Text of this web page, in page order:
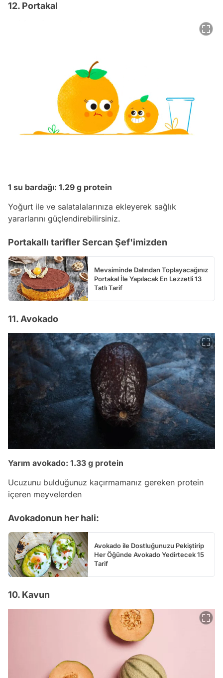
12. Portakal
1 su bardağı: 1.29 g protein
Yoğurt ile ve salatalalarınıza ekleyerek sağlık
yararlarını güçlendirebilirsiniz.
Portakallı tarifler Sercan Şef'imizden
Mevsiminde Dalından Toplayacağınız
Portakal İle Yapılacak En Lezzetli 13
Tatlı Tarif
11. Avokado
Yarım avokado: 1.33 g protein
Ucuzunu bulduğunuz kaçırmamanız gereken protein
içeren meyvelerden
Avokadonun her hali:
Avokado ile Dostluğunuzu Pekiştirip
Her Öğünde Avokado Yedirtecek 15
Tarif
10. Kavun